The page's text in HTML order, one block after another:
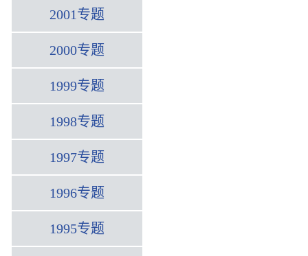
2001专题
2000专题
1999专题
1998专题
1997专题
1996专题
1995专题